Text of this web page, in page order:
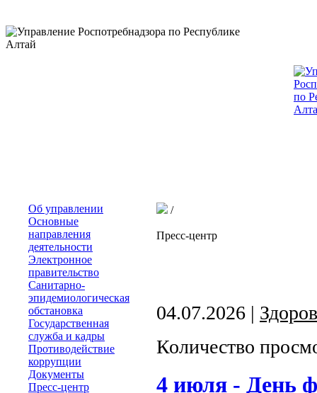
Об управлении
Основные
направления
деятельности
Электронное
правительство
Санитарно-
эпидемиологическая
обстановка
Государственная
служба и кадры
Противодействие
коррупции
Документы
Пресс-центр
/
Пресс-центр
04.07.2026 |
Количество
4 июля - День